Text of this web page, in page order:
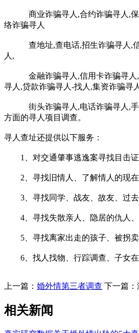
商业诈骗寻人,合约诈骗寻人,保
络诈骗寻人
查地址,查电话,招生诈骗寻人,信
人,
金融诈骗寻人,信用卡诈骗寻人,
寻人,贷款诈骗寻人-找人,集资诈骗寻人
街头诈骗寻人,电话诈骗寻人,手
方面的寻人项目调查。
寻人查址还提供以下服务：
1、对交通肇事逃逸案寻找目击证
2、寻找旧情人、了解情人的现在
3、寻找同学、战友、故友、过去
4、寻找失散亲人、隐居的仇人、
5、寻找离家出走的孩子、被拐卖
6、找人找物、行踪调查、子女在
上一篇： 婚外情第三者调查 下一篇：
相关新闻